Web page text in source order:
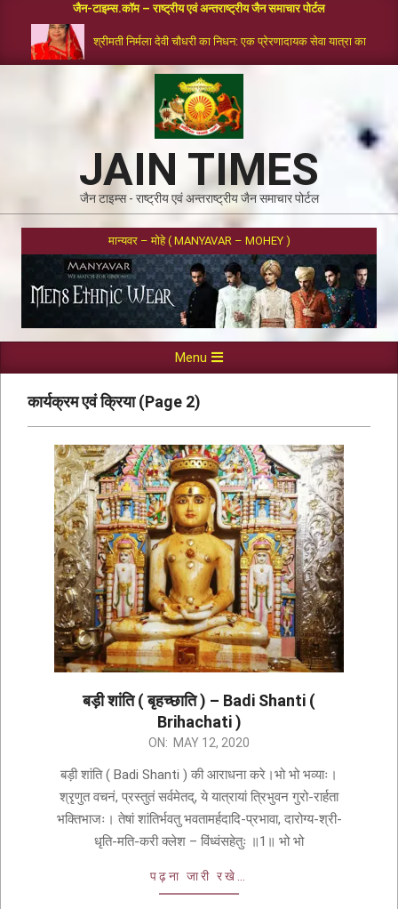
जैन-टाइम्स.कॉम – राष्ट्रीय एवं अन्तराष्ट्रीय जैन समाचार पोर्टल
श्रीमती निर्मला देवी चौधरी का निधन: एक प्रेरणादायक सेवा यात्रा का समापन
JAIN TIMES
जैन टाइम्स - राष्ट्रीय एवं अन्तराष्ट्रीय जैन समाचार पोर्टल
मान्यवर – मोहे ( MANYAVAR – MOHEY )
Menu
कार्यक्रम एवं क्रिया(Page 2)
बड़ी शांति ( बृहच्छाति ) – Badi Shanti (
Brihachati )
ON: MAY 12, 2020
बड़ी शांति ( Badi Shanti ) की आराधना करे।भो भो भव्याः।
श्रृणुत वचनं, प्रस्तुतं सर्वमेतद्, ये यात्रायां त्रिभुवन गुरो-रार्हता
भक्तिभाजः। तेषां शांतिर्भवतु भवतामर्हदादि-प्रभावा, दारोग्य-श्री-
धृति-मति-करी क्लेश – विंध्वंसहेतुः ॥1॥ भो भो
पढ़ना जारी रखे…